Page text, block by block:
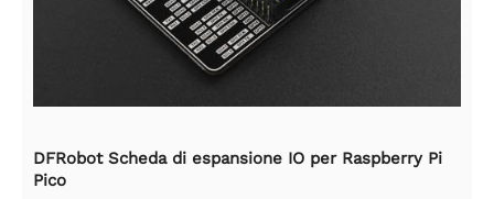
DFRobot Scheda di espansione IO per Raspberry Pi
Pico